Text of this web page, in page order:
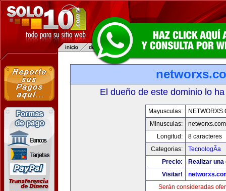
El dueño de este dominio lo
Mayusculas:
Minusculas:
networxs.com
Longitud:
8 caracteres
Categorias:
TecnologÃ­a
Precio:
Realizar
Visitar!
Serán consideradas